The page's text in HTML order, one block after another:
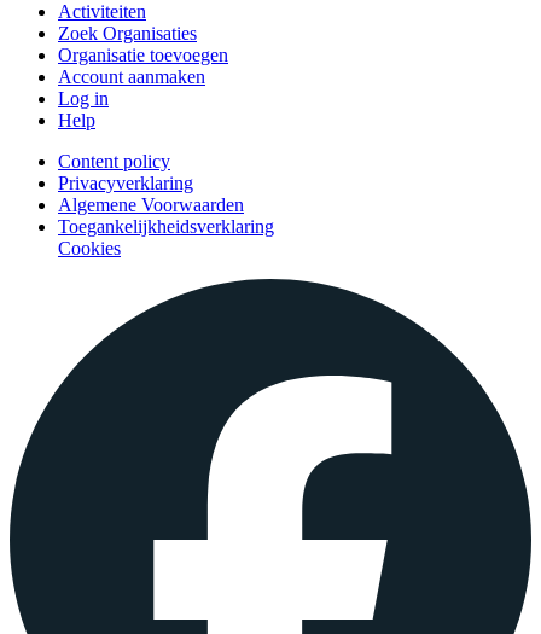
Activiteiten
Zoek Organisaties
Organisatie toevoegen
Account aanmaken
Log in
Help
Content policy
Privacyverklaring
Algemene Voorwaarden
Toegankelijkheidsverklaring
Cookies